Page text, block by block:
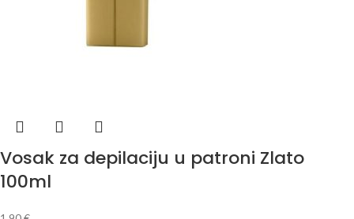
Vosak za depilaciju u patroni Zlato
100ml